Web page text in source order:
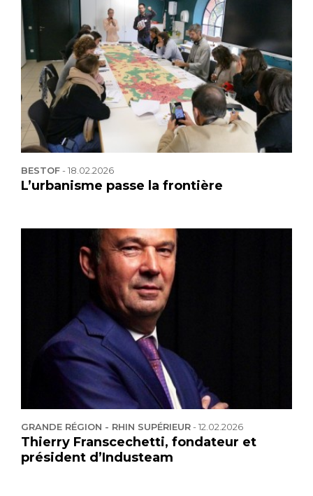
BESTOF-18.02.2026
L’urbanisme passe la frontière
GRANDE RÉGION - RHIN SUPÉRIEUR-12.02.2026
Thierry Franscechetti, fondateur et
président d’Industeam